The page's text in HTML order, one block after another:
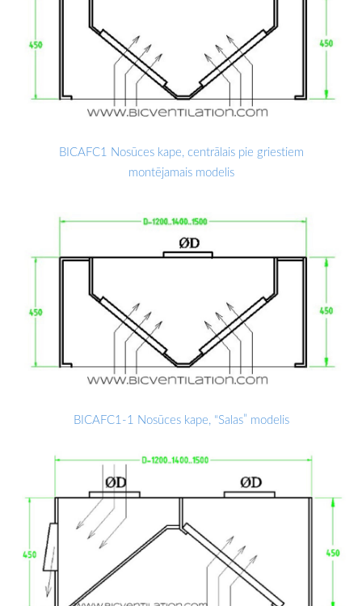
BICAFC1 Nosūces kape, centrālais pie griestiem
montējamais modelis
BICAFC1-1 Nosūces kape, “Salas” modelis